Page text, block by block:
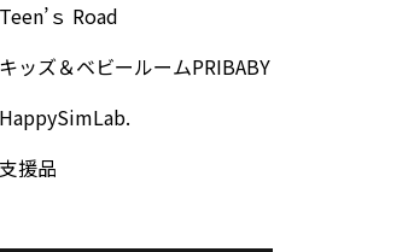
Teen’ｓ Road
キッズ＆ベビールームPRIBABY
HappySimLab.
支援品